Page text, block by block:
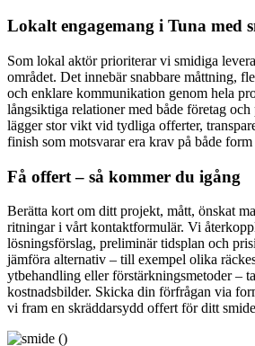
Lokalt engagemang i Tuna med
Som lokal aktör prioriterar vi smidiga
området. Det innebär snabbare måttning,
och enklare kommunikation genom hela
långsiktiga relationer med både företag och
lägger stor vikt vid tydliga offerter,
finish som motsvarar era krav på både
Få offert – så kommer du igång
Berätta kort om ditt projekt, mått, önskat
ritningar i vårt kontaktformulär. Vi
lösningsförslag, preliminär tidsplan och
jämföra alternativ – till exempel olika
ytbehandling eller förstärkningsmetoder –
kostnadsbilder. Skicka din förfrågan via
vi fram en skräddarsydd offert för ditt